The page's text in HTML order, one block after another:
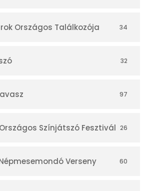
Országos Találkozója 34
32
97
Színjátszó Fesztivál 26
Verseny 60